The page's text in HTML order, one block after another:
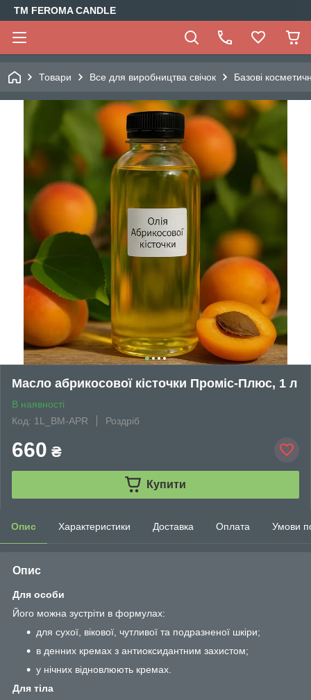
TM FEROMA CANDLE
Товари Все для виробництва свічок Базові
Масло абрикосової кісточки Проміс-Плюс, 1 л
В наявності
Код: 1L_BM-APR
Роздріб
660 ₴
Купити
Опис Характеристики Доставка Оплата Умови
Опис
Для особи
Його можна зустріти в формулах:
для сухої, вікової, чутливої та подразненої шкіри;
в денних кремах з антиоксидантним захистом;
у нічних відновлюють кремах.
Для тіла